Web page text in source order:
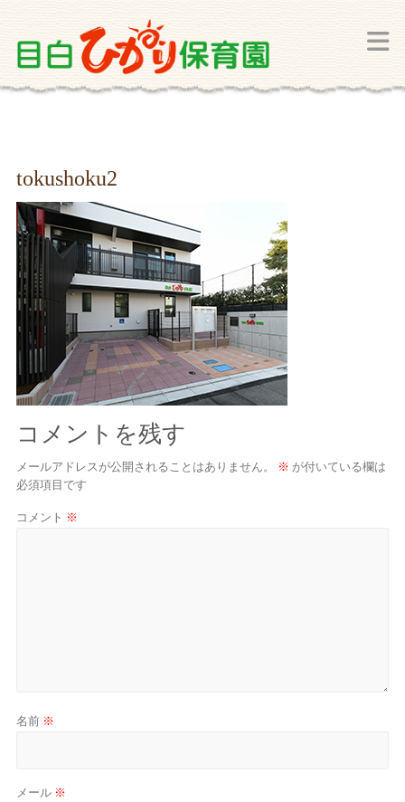
tokushoku2
コメントを残す
メールアドレスが公開されることはありません。 ※ が付いている欄は
必須項目です
コメント ※
名前 ※
メール ※